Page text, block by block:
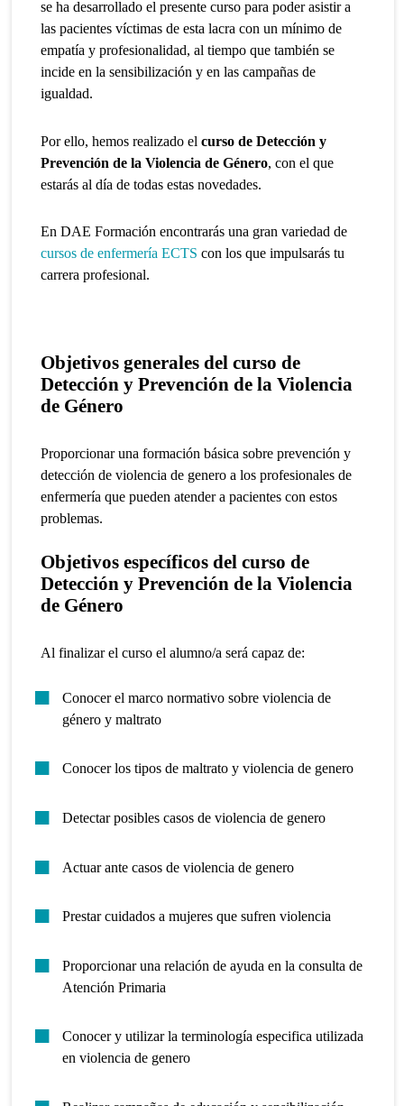
se ha desarrollado el presente curso para poder asistir a
las pacientes víctimas de esta lacra con un mínimo de
empatía y profesionalidad, al tiempo que también se
incide en la sensibilización y en las campañas de
igualdad.
Por ello, hemos realizado el curso de Detección y
Prevención de la Violencia de Género, con el que
estarás al día de todas estas novedades.
En DAE Formación encontrarás una gran variedad de
cursos de enfermería ECTS con los que impulsarás tu
carrera profesional.
Objetivos generales delcurso de
Detección y Prevención de la Violencia
de Género
Proporcionar una formación básica sobre prevención y
detección de violencia de genero a los profesionales de
enfermería que pueden atender a pacientes con estos
problemas.
Objetivos específicosdelcurso de
Detección y Prevención de la Violencia
de Género
Al finalizar el curso el alumno/a será capaz de:
Conocer el marco normativo sobre violencia de
género y maltrato
Conocer los tipos de maltrato y violencia de genero
Detectar posibles casos de violencia de genero
Actuar ante casos de violencia de genero
Prestar cuidados a mujeres que sufren violencia
Proporcionar una relación de ayuda en la consulta de
Atención Primaria
Conocer y utilizar la terminología especifica utilizada
en violencia de genero